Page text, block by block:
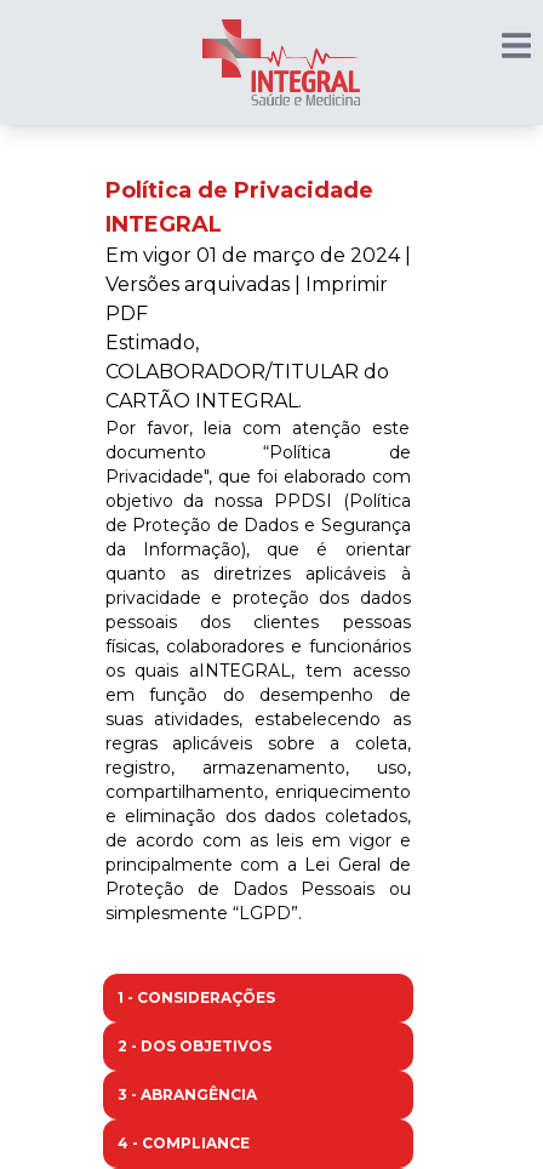
Política de Privacidade
INTEGRAL
Em vigor 01 de março de 2024 |
Versões arquivadas |
Imprimir
PDF
Estimado,
COLABORADOR/TITULAR do
CARTÃO INTEGRAL .
Por favor, leia com atenção este
documento “Política de
Privacidade", que foi elaborado com
objetivo da nossa PPDSI (Política
de Proteção de Dados e Segurança
da Informação), que é orientar
quanto as diretrizes aplicáveis à
privacidade e proteção dos dados
pessoais dos clientes pessoas
físicas, colaboradores e funcionários
os quais aINTEGRAL , tem acesso
em função do desempenho de
suas atividades, estabelecendo as
regras aplicáveis sobre a coleta,
registro, armazenamento, uso,
compartilhamento, enriquecimento
e eliminação dos dados coletados,
de acordo com as leis em vigor e
principalmente com a Lei Geral de
Proteção de Dados Pessoais ou
simplesmente “LGPD”.
1 - CONSIDERAÇÕES
2 - DOS OBJETIVOS
3 - ABRANGÊNCIA
4 - COMPLIANCE